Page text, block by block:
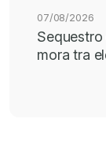
07/08/2026
mora tra